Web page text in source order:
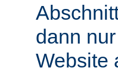
dann
Website